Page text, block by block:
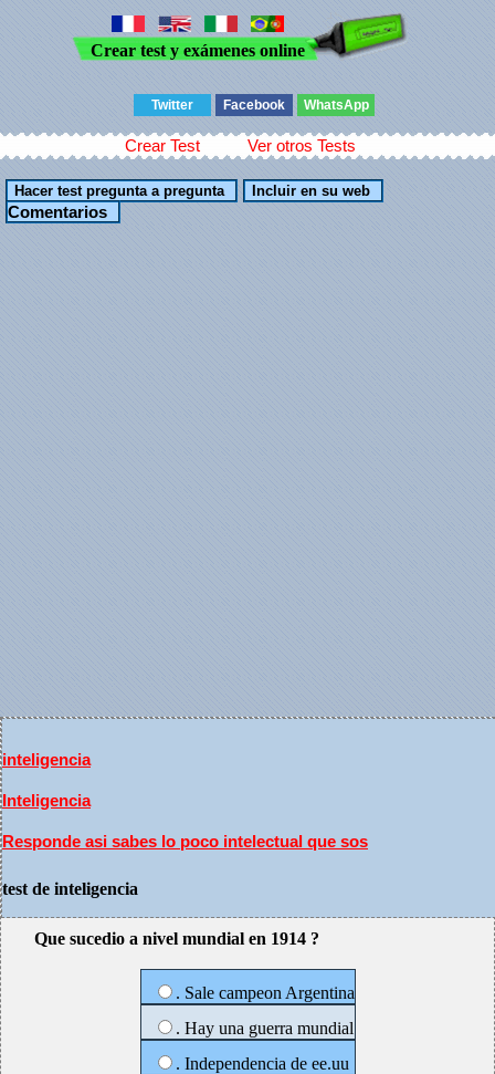
Crear test y exámenes online
Twitter Facebook WhatsApp
Crear Test Ver otros Tests
Comentarios
inteligencia
Inteligencia
Responde asi sabes lo poco intelectual que sos
test de inteligencia
Que sucedio a nivel mundial en 1914 ?
. Sale campeon Argentina
. Hay una guerra mundial
. Independencia de ee.uu